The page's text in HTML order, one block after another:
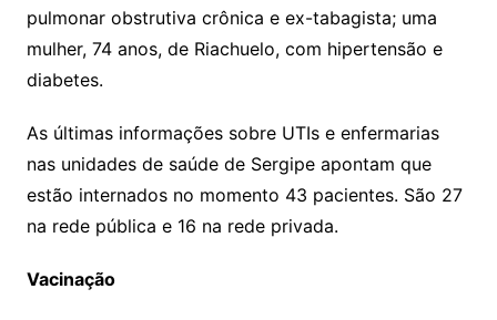
pulmonar obstrutiva crônica e ex-tabagista; uma
mulher, 74 anos, de Riachuelo, com hipertensão e
diabetes.
As últimas informações sobre UTIs e enfermarias
nas unidades de saúde de Sergipe apontam que
estão internados no momento 43 pacientes. São 27
na rede pública e 16 na rede privada.
Vacinação